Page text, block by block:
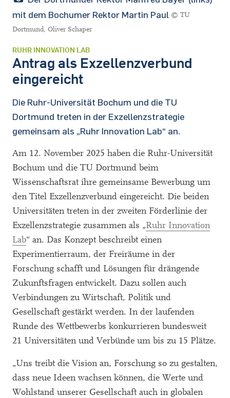
mit dem Bochumer Rektor Martin Paul © TU
Dortmund, Oliver Schaper
RUHR INNOVATION LAB
Antrag als Exzellenzverbund
eingereicht
Die Ruhr-Universität Bochum und die TU
Dortmund treten in der Exzellenzstrategie
gemeinsam als „Ruhr Innovation Lab“ an.
Am 12. November 2025 haben die Ruhr-Universität
Bochum und die TU Dortmund beim
Wissenschaftsrat ihre gemeinsame Bewerbung um
den Titel Exzellenzverbund eingereicht. Die beiden
Universitäten treten in der zweiten Förderlinie der
Exzellenzstrategie zusammen als „Ruhr Innovation
Lab“ an. Das Konzept beschreibt einen
Experimentierraum, der Freiräume in der
Forschung schafft und Lösungen für drängende
Zukunftsfragen entwickelt. Dazu sollen auch
Verbindungen zu Wirtschaft, Politik und
Gesellschaft gestärkt werden. In der laufenden
Runde des Wettbewerbs konkurrieren bundesweit
21 Universitäten und Verbünde um bis zu 15 Plätze.
„Uns treibt die Vision an, Forschung so zu gestalten,
dass neue Ideen wachsen können, die Werte und
Wohlstand unserer Gesellschaft auch in globalen